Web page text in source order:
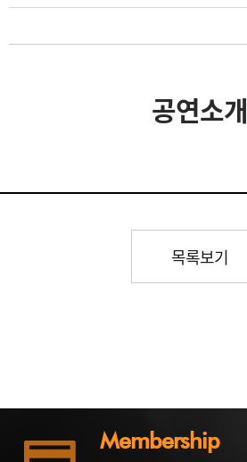
공연소개
목록보기
Membership